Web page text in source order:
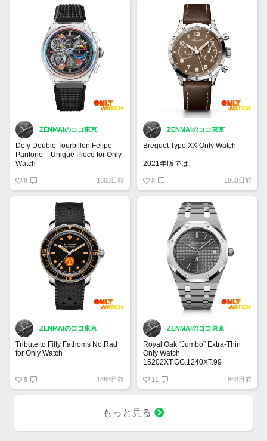
ZENMAIのココ東京
Defy Double Tourbillon Felipe
Pantone – Unique Piece for Only
Watch
8 1863日前
ZENMAIのココ東京
Breguet Type XX Only Watch
2021年版では、
クロノグラフの民間版に敬意を表
して、この象徴的なブレゲ時計の
径38.30 mmのスチールケースの
ように細心の注意を払って再現し
ています。
8 1863日前
ZENMAIのココ東京
Tribute to Fifty Fathoms No Rad
for Only Watch
協会を支援しユニークなトリビュ
ート・トゥ・フィフティ・ファゾ
8 1863日前
ZENMAIのココ東京
Royal Oak “Jumbo” Extra-Thin
Only Watch
15202XT.GG.1240XT.99
最後の15202でありキャリバー
2121を搭載した最後のユニーク
チタンとパラジウムベースの合金
であるバルクメタリックガラスを
11 1863日前
もっと見る